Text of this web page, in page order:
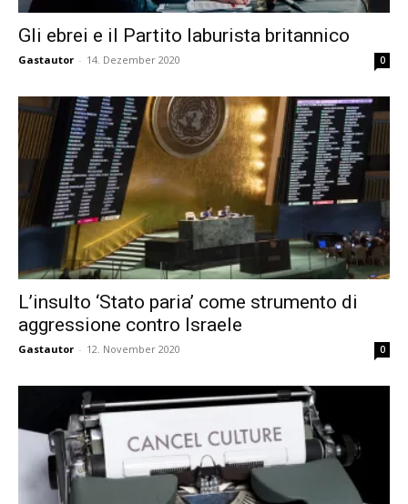
Gli ebrei e il Partito laburista britannico
Gastautor - 14. Dezember 2020 0
L’insulto ‘Stato paria’ come strumento di
aggressione contro Israele
Gastautor - 12. November 2020 0